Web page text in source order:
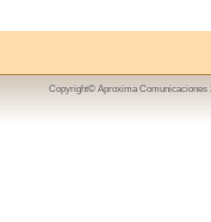
Copyright© Aproxima Comunicaciones